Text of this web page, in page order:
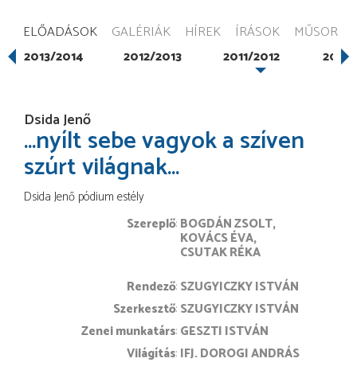
ELŐADÁSOK GALÉRIÁK HÍREK ÍRÁSOK MŰSOR
2013/2014 2012/2013 2011/2012
Dsida Jenő
...nyílt sebe vagyok a szíven
szúrt világnak…
Dsida Jenő pódium estély
Szereplő BOGDÁN ZSOLT
KOVÁCS ÉVA
CSUTAK RÉKA
rendező SZUGYICZKY ISTVÁN
szerkesztő SZUGYICZKY ISTVÁN
zenei munkatárs GESZTI ISTVÁN
világítás IFJ. DOROGI ANDRÁS